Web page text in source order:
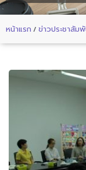
หน้าแรก / ข่าวประชาสัม